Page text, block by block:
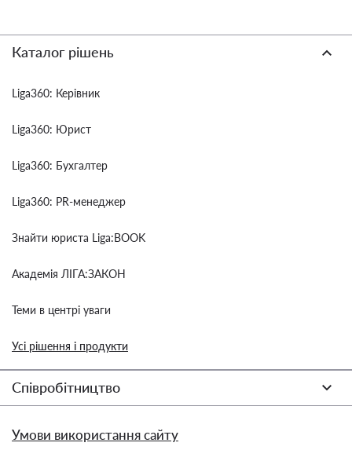
Каталог рішень
Liga360: Керівник
Liga360: Юрист
Liga360: Бухгалтер
Liga360: PR-менеджер
Знайти юриста Liga:BOOK
Академія ЛІГА:ЗАКОН
Теми в центрі уваги
Усі рішення і продукти
Співробітництво
Умови використання сайту